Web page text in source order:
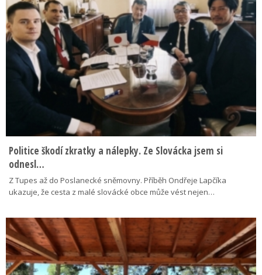
Politice škodí zkratky a nálepky. Ze Slovácka jsem si
odnesl…
Z Tupes až do Poslanecké sněmovny. Příběh Ondřeje Lapčíka
ukazuje, že cesta z malé slovácké obce může vést nejen…